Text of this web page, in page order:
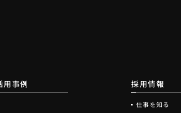
用事例 採用情報
仕事を知る